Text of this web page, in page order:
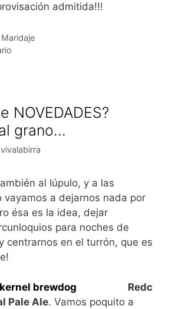
admitida!!!
Maridaje
NOVEDADES?
grano…
vivalabirra
al lúpulo, y a las
vayamos a dejarnos nada por
ésa es la idea, dejar
para noches de
centrarnos en el turrón, que es
Redc
Pale Ale. Vamos poquito a